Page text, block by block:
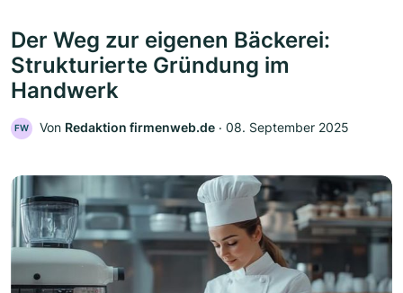
Der Weg zur eigenen Bäckerei:
Strukturierte Gründung im
Handwerk
FW Von Redaktion firmenweb.de ‧ 08. September 2025